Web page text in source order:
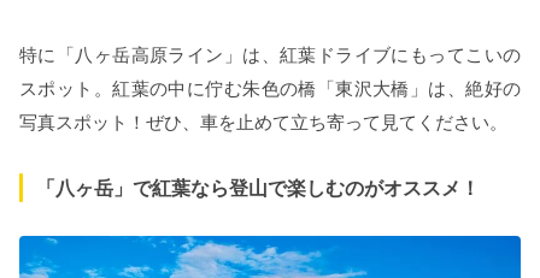
特に「八ヶ岳高原ライン」は、紅葉ドライブにもってこいの
スポット。紅葉の中に佇む朱色の橋「東沢大橋」は、絶好の
写真スポット！ぜひ、車を止めて立ち寄って見てください。
「八ヶ岳」で紅葉なら登山で楽しむのがオススメ！